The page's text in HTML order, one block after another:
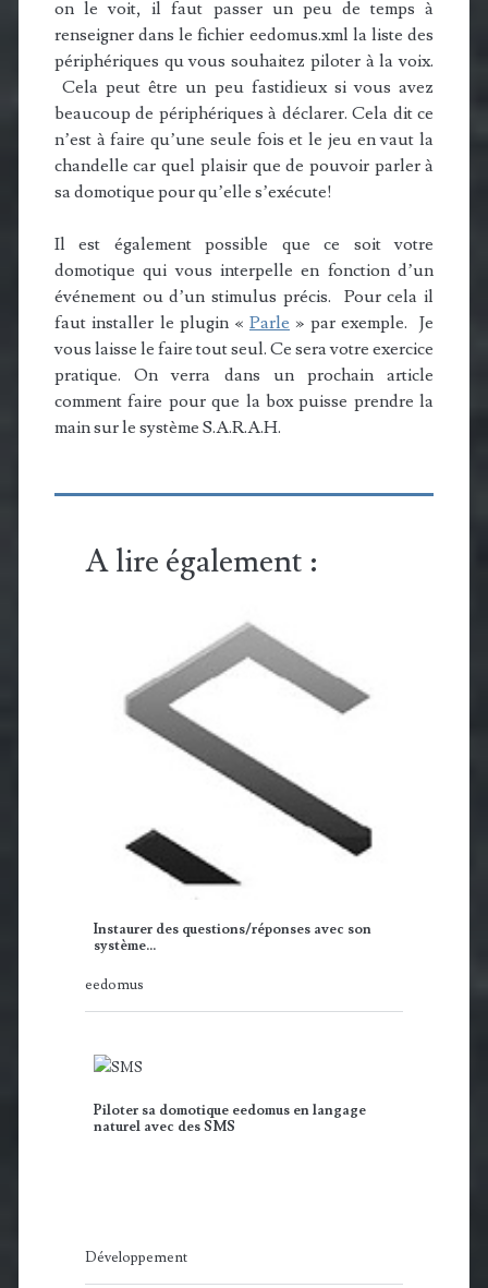
on le voit, il faut passer un peu de temps à
renseigner dans le fichier eedomus.xml la liste des
périphériques qu vous souhaitez piloter à la voix.
Cela peut être un peu fastidieux si vous avez
beaucoup de périphériques à déclarer. Cela dit ce
n’est à faire qu’une seule fois et le jeu en vaut la
chandelle car quel plaisir que de pouvoir parler à
sa domotique pour qu’elle s’exécute!
Il est également possible que ce soit votre
domotique qui vous interpelle en fonction d’un
événement ou d’un stimulus précis. Pour cela il
faut installer le plugin « Parle » par exemple. Je
vous laisse le faire tout seul. Ce sera votre exercice
pratique. On verra dans un prochain article
comment faire pour que la box puisse prendre la
main sur le système S.A.R.A.H.
A lire également :
Instaurer des questions/réponses avec son
système…
eedomus
Piloter sa domotique eedomus en langage
naturel avec des SMS
Développement